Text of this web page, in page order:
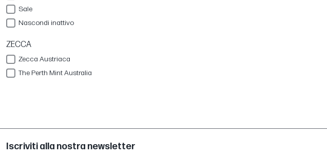
Sale
Nascondi inattivo
ZECCA
Zecca Austriaca
The Perth Mint Australia
Iscriviti alla nostra newsletter